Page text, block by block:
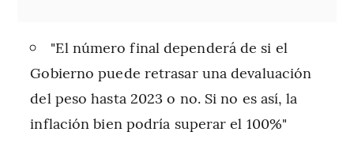
"El número final dependerá de si el
Gobierno puede retrasar una devaluación
del peso hasta 2023 o no. Si no es así, la
inflación bien podría superar el 100%"